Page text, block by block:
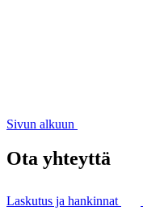
Sivun alkuun
Ota yhteyttä
Laskutus ja hankinnat